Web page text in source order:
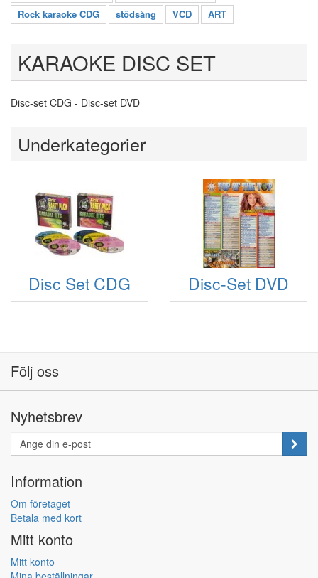
Rock karaoke CDG
stödsång VCD ART
KARAOKE DISC SET
Disc-set CDG - Disc-set DVD
Underkategorier
Disc Set CDG Disc-Set DVD
Följ oss
Nyhetsbrev
Information
Om företaget
Betala med kort
Mitt konto
Mitt konto